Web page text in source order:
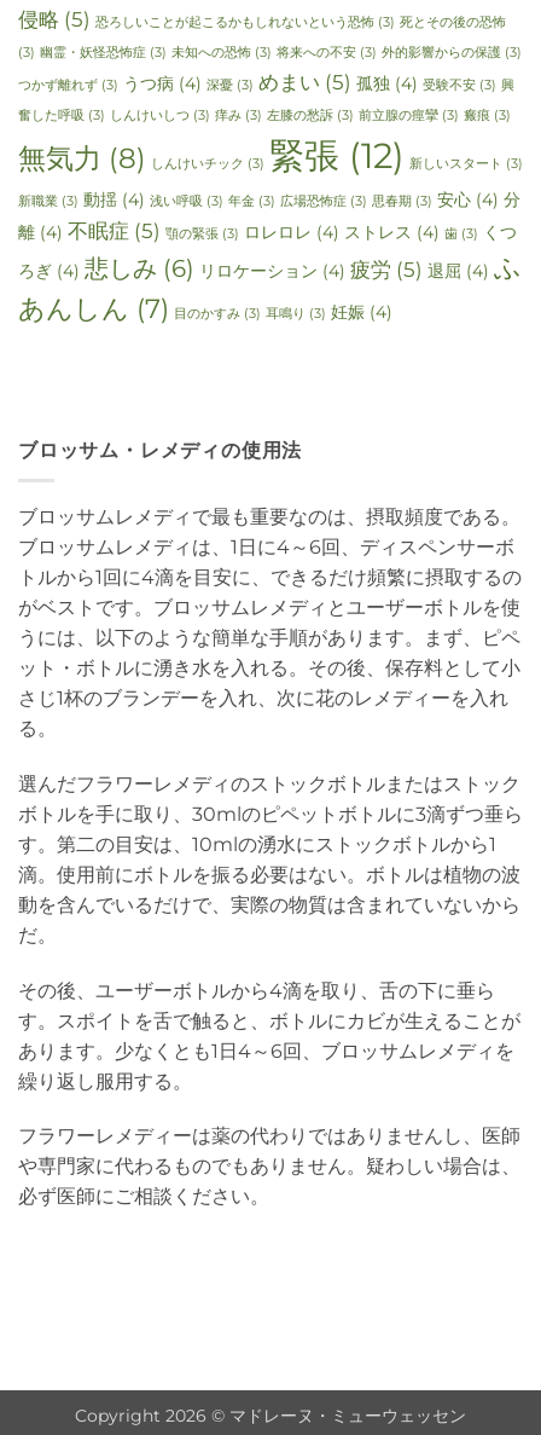
侵略 (5) 恐ろしいことが起こるかもしれないという恐怖 (3) 死とその後の恐怖
(3) 幽霊・妖怪恐怖症 (3) 未知への恐怖 (3) 将来への不安 (3) 外的影響からの保護 (3)
つかず離れず (3) うつ病 (4) 深憂 (3) めまい (5) 孤独 (4) 受験不安 (3) 興
奮した呼吸 (3) しんけいしつ (3) 痒み (3) 左膝の愁訴 (3) 前立腺の痙攣 (3) 瘢痕 (3)
無気力 (8) しんけいチック (3) 緊張 (12) 新しいスタート (3)
新職業 (3) 動揺 (4) 浅い呼吸 (3) 年金 (3) 広場恐怖症 (3) 思春期 (3) 安心 (4) 分
離 (4) 不眠症 (5) 顎の緊張 (3) ロレロレ (4) ストレス (4) 歯 (3)
くつ
ろぎ (4) 悲しみ (6) リロケーション (4) 疲労 (5) 退屈 (4) ふ
あんしん (7) 目のかすみ (3) 耳鳴り (3) 妊娠 (4)
ブロッサム・レメディの使用法
ブロッサムレメディで最も重要なのは、摂取頻度である。
ブロッサムレメディは、1日に4～6回、ディスペンサーボ
トルから1回に4滴を目安に、できるだけ頻繁に摂取するの
がベストです。ブロッサムレメディとユーザーボトルを使
うには、以下のような簡単な手順があります。まず、ピペ
ット・ボトルに湧き水を入れる。その後、保存料として小
さじ1杯のブランデーを入れ、次に花のレメディーを入れ
る。
選んだフラワーレメディのストックボトルまたはストック
ボトルを手に取り、30mlのピペットボトルに3滴ずつ垂ら
す。第二の目安は、10mlの湧水にストックボトルから1
滴。使用前にボトルを振る必要はない。ボトルは植物の波
動を含んでいるだけで、実際の物質は含まれていないから
だ。
その後、ユーザーボトルから4滴を取り、舌の下に垂ら
す。スポイトを舌で触ると、ボトルにカビが生えることが
あります。少なくとも1日4～6回、ブロッサムレメディを
繰り返し服用する。
フラワーレメディーは薬の代わりではありませんし、医師
や専門家に代わるものでもありません。疑わしい場合は、
必ず医師にご相談ください。
Copyright 2026 © マドレーヌ・ミューウェッセン